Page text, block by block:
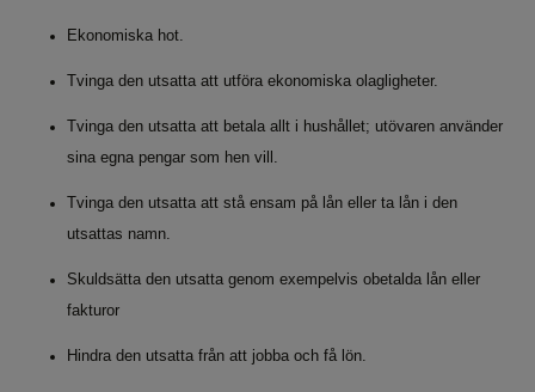
Ekonomiska hot.
Tvinga den utsatta att utföra ekonomiska olagligheter.
Tvinga den utsatta att betala allt i hushållet; utövaren använder
sina egna pengar som hen vill.
Tvinga den utsatta att stå ensam på lån eller ta lån i den
utsattas namn.
Skuldsätta den utsatta genom exempelvis obetalda lån eller
fakturor
Hindra den utsatta från att jobba och få lön.